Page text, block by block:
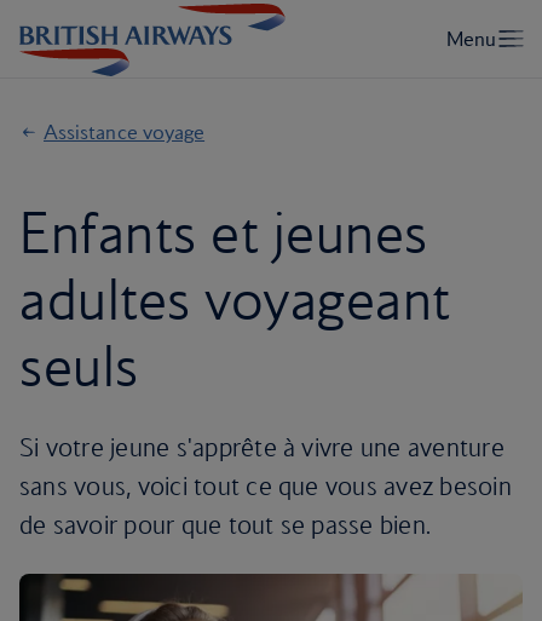
Assistance voyage
Enfants et jeunes
adultes voyageant
seuls
Si votre jeune s'apprête à vivre une aventure
sans vous, voici tout ce que vous avez besoin
de savoir pour que tout se passe bien.